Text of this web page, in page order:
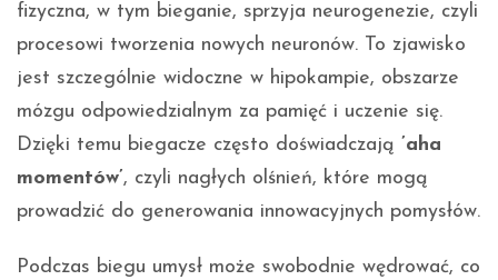
fizyczna, w tym bieganie, sprzyja neurogenezie, czyli
procesowi tworzenia nowych neuronów. To zjawisko
jest szczególnie widoczne w hipokampie, obszarze
mózgu odpowiedzialnym za pamięć i uczenie się.
Dzięki temu biegacze często doświadczają ’aha
momentów’, czyli nagłych olśnień, które mogą
prowadzić do generowania innowacyjnych pomysłów.
Podczas biegu umysł może swobodnie wędrować, co